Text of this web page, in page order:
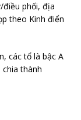
điều phối, địa
theo Kinh điển
các tổ là bậc A
chia thành